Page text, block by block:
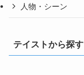
人物・シーン
テイストから探す